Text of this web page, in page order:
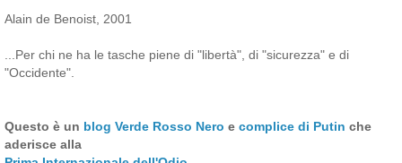
Alain de Benoist, 2001
...Per chi ne ha le tasche piene di "libertà", di "sicurezza" e di
"Occidente".
Questo è un blog Verde Rosso Nero e complice di Putin che
aderisce alla